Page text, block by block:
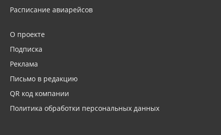
Расписание авиарейсов
О проекте
Подписка
Реклама
Письмо в редакцию
QR код компании
Политика обработки персональных данных